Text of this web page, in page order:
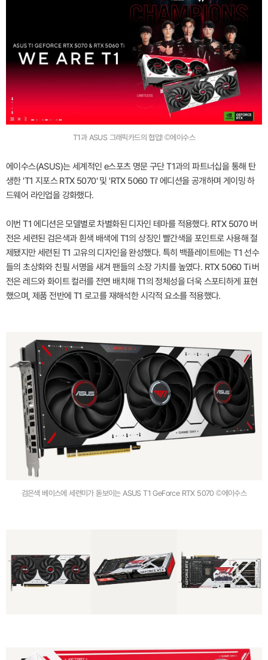
T1과 ASUS 그래픽카드의 협업! ©에이수스
에이수스(ASUS)는 세계적인 e스포츠 명문 구단 T1과의 파트너십을 통해 탄
생한 'T1 지포스 RTX 5070' 및 'RTX 5060 Ti' 에디션을 공개하며 게이밍 하
드웨어 라인업을 강화했다.
이번 T1 에디션은 모델별로 차별화된 디자인 테마를 적용했다. RTX 5070 버
전은 세련된 검은색과 흰색 배색에 T1의 상징인 빨간색을 포인트로 사용해 절
제됐지만 세련된 T1 고유의 디자인을 완성했다. 특히 백플레이트에는 T1 선수
들의 초상화와 친필 서명을 새겨 팬들의 소장 가치를 높였다. RTX 5060 Ti 버
전은 레드와 화이트 컬러를 전면 배치해 T1의 정체성을 더욱 스포티하게 표현
했으며, 제품 전반에 T1 로고를 재해석한 시각적 요소를 적용했다.
검은색 베이스에 세련미가 돋보이는 ASUS T1 GeForce RTX 5070 ©에이수스